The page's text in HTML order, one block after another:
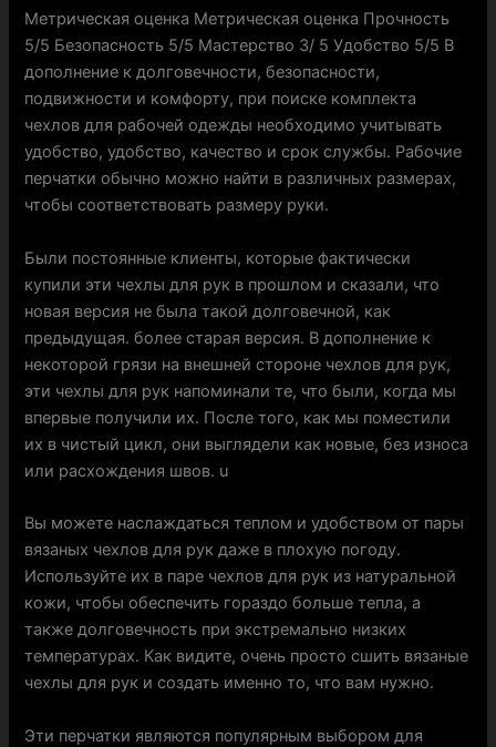
Метрическая оценка Метрическая оценка Прочность
5/5 Безопасность 5/5 Мастерство 3/ 5 Удобство 5/5 В
дополнение к долговечности, безопасности,
подвижности и комфорту, при поиске комплекта
чехлов для рабочей одежды необходимо учитывать
удобство, удобство, качество и срок службы. Рабочие
перчатки обычно можно найти в различных размерах,
чтобы соответствовать размеру руки.
Были постоянные клиенты, которые фактически
купили эти чехлы для рук в прошлом и сказали, что
новая версия не была такой долговечной, как
предыдущая. более старая версия. В дополнение к
некоторой грязи на внешней стороне чехлов для рук,
эти чехлы для рук напоминали те, что были, когда мы
впервые получили их. После того, как мы поместили
их в чистый цикл, они выглядели как новые, без износа
или расхождения швов. u
Вы можете наслаждаться теплом и удобством от пары
вязаных чехлов для рук даже в плохую погоду.
Используйте их в паре чехлов для рук из натуральной
кожи, чтобы обеспечить гораздо больше тепла, а
также долговечность при экстремально низких
температурах. Как видите, очень просто сшить вязаные
чехлы для рук и создать именно то, что вам нужно.
Эти перчатки являются популярным выбором для